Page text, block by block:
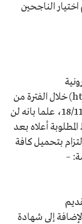
الناجحين
(https://jordandiplomats.gov.jo) خلال الفترة من
تاريخ 5/10/2025ولغاية تاريخ 18/11/2025، علما بانه لن
أعلاه بعد
بتحميل كافة
–
إلى شهادة